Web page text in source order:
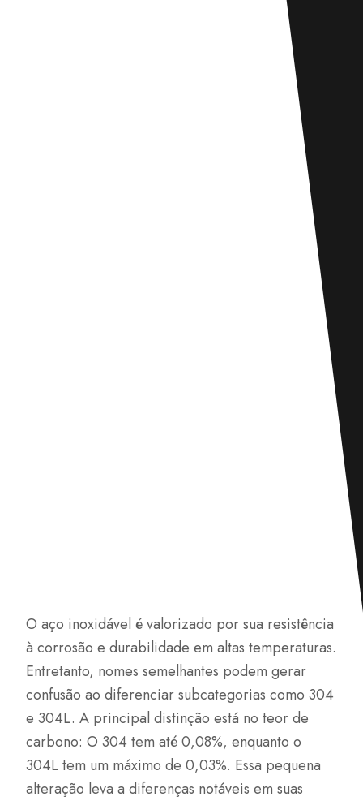
O aço inoxidável é valorizado por sua resistência
à corrosão e durabilidade em altas temperaturas.
Entretanto, nomes semelhantes podem gerar
confusão ao diferenciar subcategorias como 304
e 304L. A principal distinção está no teor de
carbono: O 304 tem até 0,08%, enquanto o
304L tem um máximo de 0,03%. Essa pequena
alteração leva a diferenças notáveis em suas